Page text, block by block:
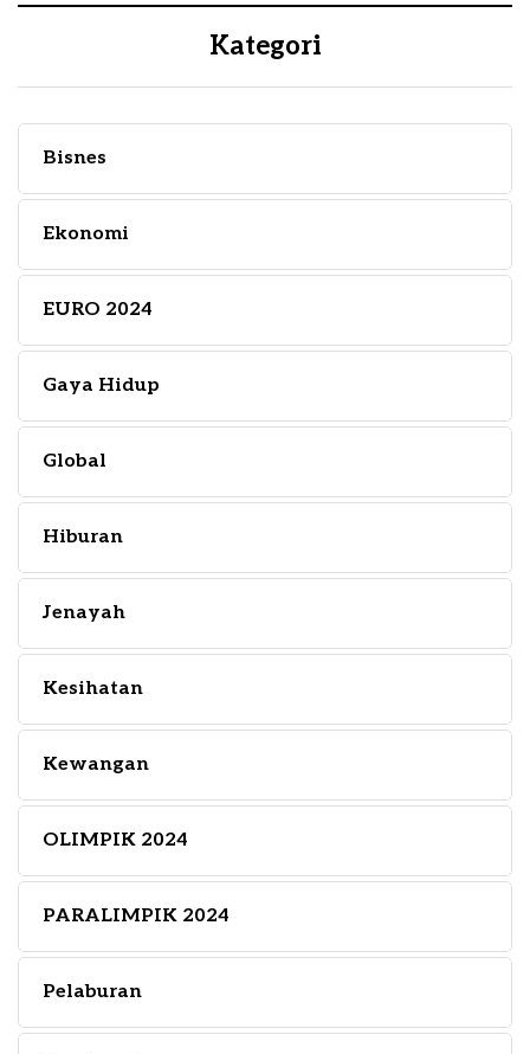
Kategori
Bisnes
Ekonomi
EURO 2024
Gaya Hidup
Global
Hiburan
Jenayah
Kesihatan
Kewangan
OLIMPIK 2024
PARALIMPIK 2024
Pelaburan